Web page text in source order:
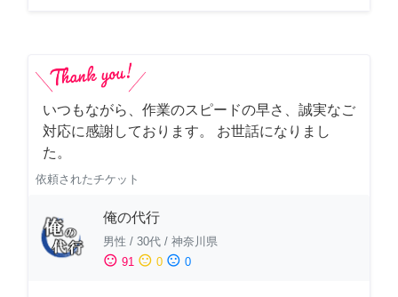
いつもながら、作業のスピードの早さ、誠実なご
対応に感謝しております。 お世話になりまし
た。
依頼されたチケット
俺の代行
男性 / 30代 / 神奈川県
sentiment_satisfied 91 sentiment_neutral 0 sentiment_dissatisfied 0